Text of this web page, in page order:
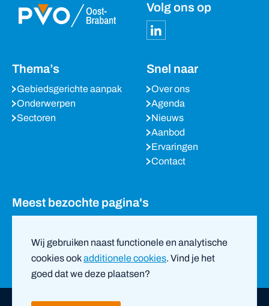
Wij gebruiken naast functionele en analytische
cookies ookadditionele cookies. Vind je het
goed dat we deze plaatsen?
Volg ons op
Thema’s
Gebiedsgerichte aanpak
Onderwerpen
Sectoren
Snel naar
Over ons
Agenda
Nieuws
Aanbod
Ervaringen
Contact
Meest bezochte pagina's
Nieuws